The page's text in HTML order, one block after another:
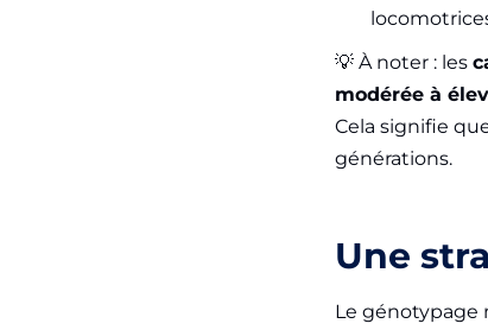
💡 À noter : les
modérée à
Cela signifie
générations.
Une
Le génotypage